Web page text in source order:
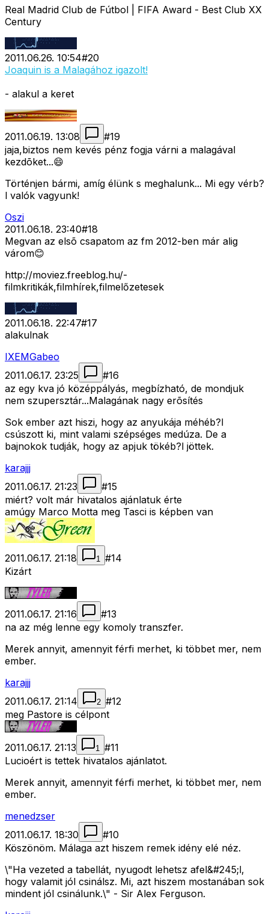
Real Madrid Club de Fútbol | FIFA Award - Best Club XX
Century
2011.06.26. 10:54#20
Joaquin is a Malagához igazolt!
- alakul a keret
2011.06.19. 13:08 #19
jaja,biztos nem kevés pénz fogja várni a malagával
kezdõket...😄
Történjen bármi, amíg élünk s meghalunk... Mi egy vérb?
l valók vagyunk!
Oszi
2011.06.18. 23:40#18
Megvan az elsõ csapatom az fm 2012-ben már alig
várom😊
http://moviez.freeblog.hu/-
filmkritikák,filmhírek,filmelőzetesek
2011.06.18. 22:47#17
alakulnak
IXEMGabeo
2011.06.17. 23:25
#16
az egy kva jó középpályás, megbízható, de mondjuk
nem szupersztár...Malagának nagy erõsítés
Sok ember azt hiszi, hogy az anyukája méhéb?l
csúszott ki, mint valami szépséges medúza. De a
bajnokok tudják, hogy az apjuk tökéb?l jöttek.
karajjj
2011.06.17. 21:23
#15
miért? volt már hivatalos ajánlatuk érte
amúgy Marco Motta meg Tasci is képben van
2011.06.17. 21:18 1 #14
Kizárt
2011.06.17. 21:16 #13
na az még lenne egy komoly transzfer.
Merek annyit, amennyit férfi merhet, ki többet mer, nem
ember.
karajjj
2011.06.17. 21:14
2 #12
meg Pastore is célpont
2011.06.17. 21:13 1 #11
Lucioért is tettek hivatalos ajánlatot.
Merek annyit, amennyit férfi merhet, ki többet mer, nem
ember.
menedzser
2011.06.17. 18:30
#10
Köszönöm. Málaga azt hiszem remek idény elé néz.
\"Ha vezeted a tabellát, nyugodt lehetsz afel&#245;l,
hogy valamit jól csinálsz. Mi, azt hiszem mostanában sok
mindent jól csinálunk.\" - Sir Alex Ferguson.